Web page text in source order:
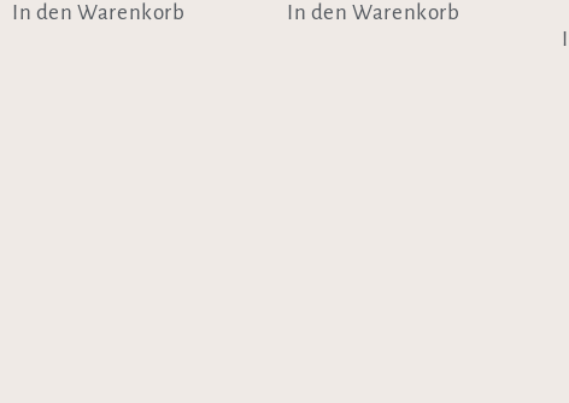
In den Warenkorb In den Warenkorb